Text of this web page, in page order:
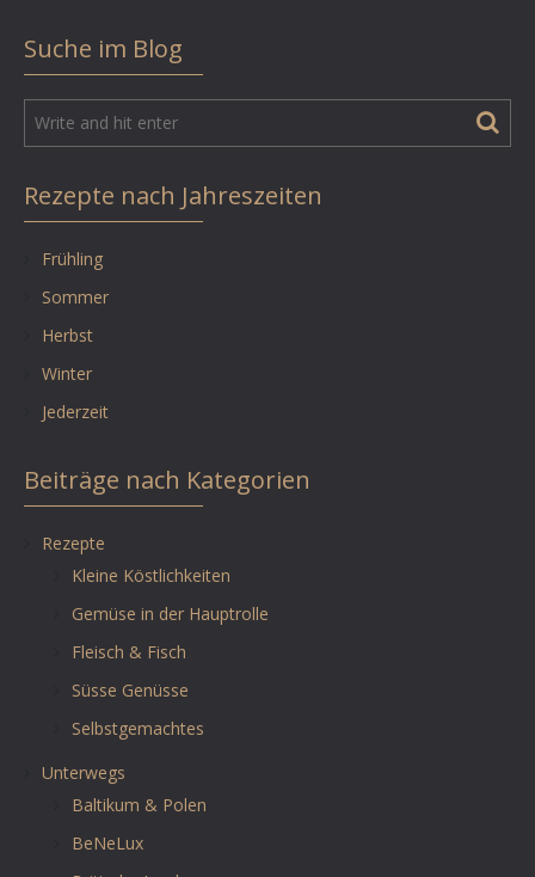
Suche im Blog
Rezepte nach Jahreszeiten
Frühling
Sommer
Herbst
Winter
Jederzeit
Beiträge nach Kategorien
Rezepte
Kleine Köstlichkeiten
Gemüse in der Hauptrolle
Fleisch & Fisch
Süsse Genüsse
Selbstgemachtes
Unterwegs
Baltikum & Polen
BeNeLux